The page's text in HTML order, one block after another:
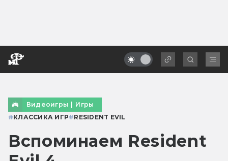
Видеоигры | Игры
#КЛАССИКА ИГР#RESIDENT EVIL
Вспоминаем Resident